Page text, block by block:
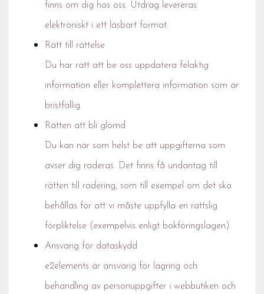
finns om dig hos oss. Utdrag levereras
elektroniskt i ett läsbart format.
Rätt till rättelse
Du har rätt att be oss uppdatera felaktig
information eller komplettera information som är
bristfällig.
Rätten att bli glömd
Du kan när som helst be att uppgifterna som
avser dig raderas. Det finns få undantag till
rätten till radering, som till exempel om det ska
behållas för att vi måste uppfylla en rättslig
förpliktelse (exempelvis enligt bokföringslagen).
Ansvarig för dataskydd
e2elements är ansvarig för lagring och
behandling av personuppgifter i webbutiken och